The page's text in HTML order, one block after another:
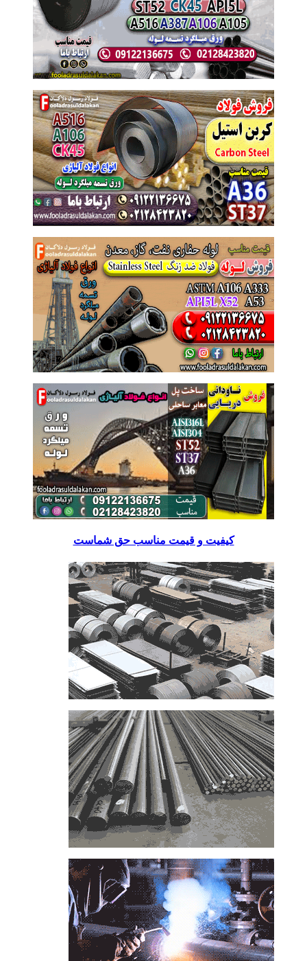
کیفیت و قیمت مناسب حق شماست